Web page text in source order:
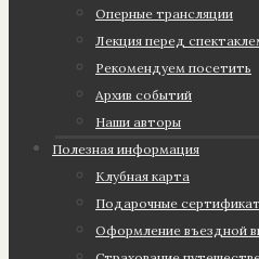
Оперные трансляции
Лекция перед
Рекомендуем посетить
Архив событий
Наши авторы
Полезная информация
Клубная карта
Подарочные
Оформление въездной